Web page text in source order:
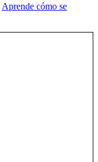
Aprende cómo se